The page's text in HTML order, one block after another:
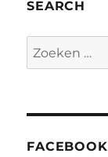
SEARCH
Zoeken
naar:
FACEBOOK